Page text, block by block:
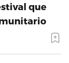
que